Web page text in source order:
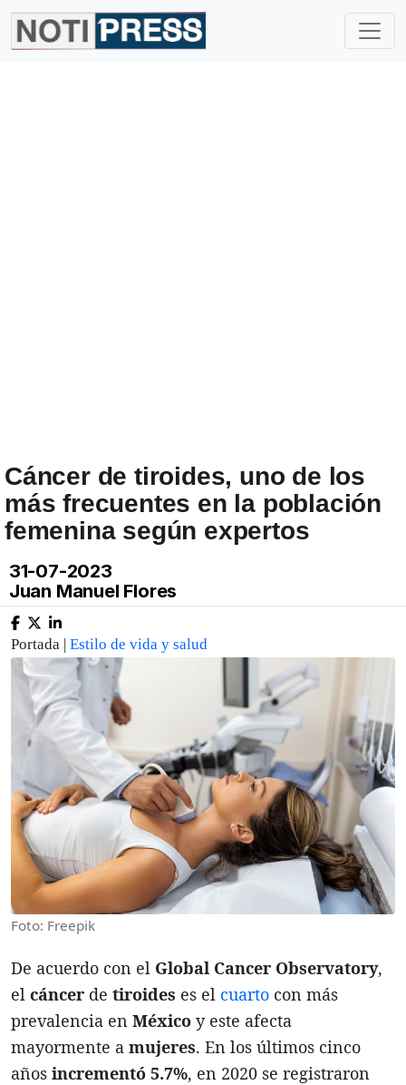
Cáncer de tiroides, uno de los
más frecuentes en la población
femenina según expertos
31-07-2023
Juan Manuel Flores
Portada | Estilo de vida y salud
Foto: Freepik
De acuerdo con el Global Cancer Observatory,
el cáncer de tiroides es el cuarto con más
prevalencia en México y este afecta
mayormente a mujeres. En los últimos cinco
años incrementó 5.7%, en 2020 se registraron